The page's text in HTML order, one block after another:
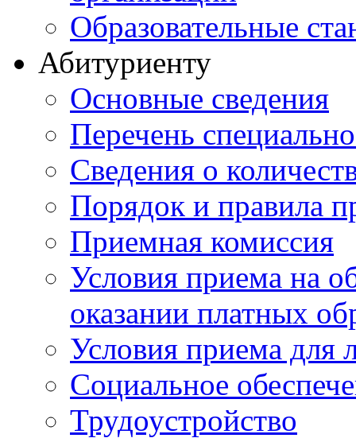
Образовательные
Абитуриенту
Основные сведения
Перечень
Cведения о
Порядок и правила
Приемная комиссия
Условия приема на
оказании платных
Условия приема для
Социальное
Трудоустройство